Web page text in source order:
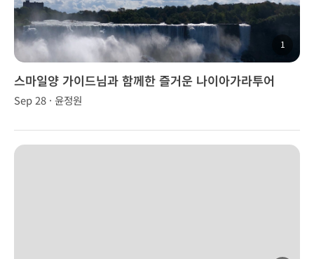
1
스마일양 가이드님과 함께한 즐거운 나이아가라투어
Sep 28 · 윤정원